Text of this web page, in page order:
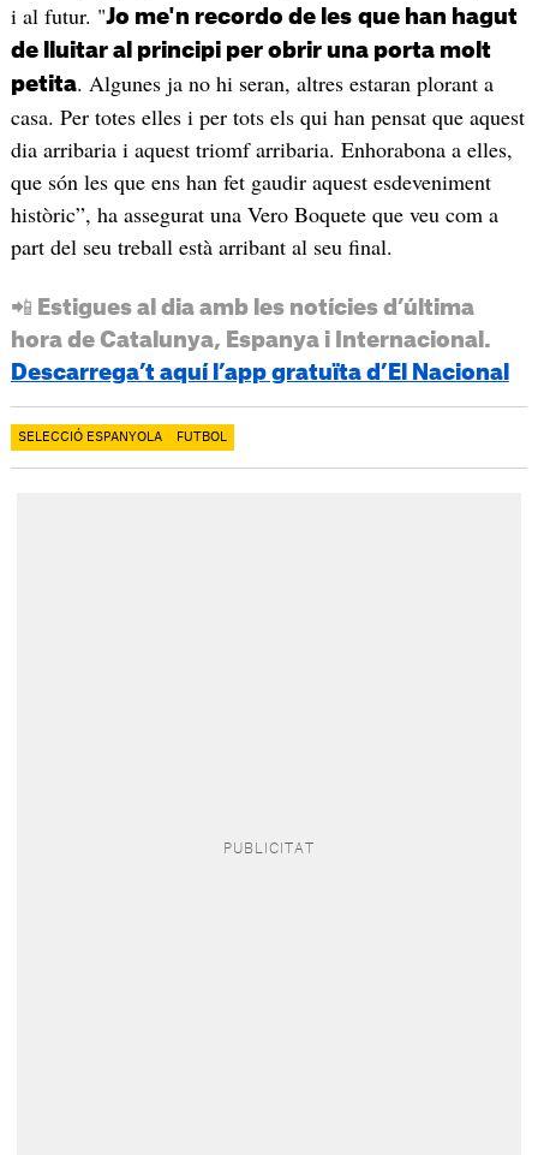
i al futur. "Jo me'n recordo de les que han hagut
de lluitar al principi per obrir una porta molt
petita. Algunes ja no hi seran, altres estaran plorant a
casa. Per totes elles i per tots els qui han pensat que aquest
dia arribaria i aquest triomf arribaria. Enhorabona a elles,
que són les que ens han fet gaudir aquest esdeveniment
històric”, ha assegurat una Vero Boquete que veu com a
part del seu treball està arribant al seu final.
📲 Estigues al dia amb les notícies d’última
hora de Catalunya, Espanya i Internacional.
Descarrega’t aquí l’app gratuïta d’El Nacional
SELECCIÓ ESPANYOLA FUTBOL